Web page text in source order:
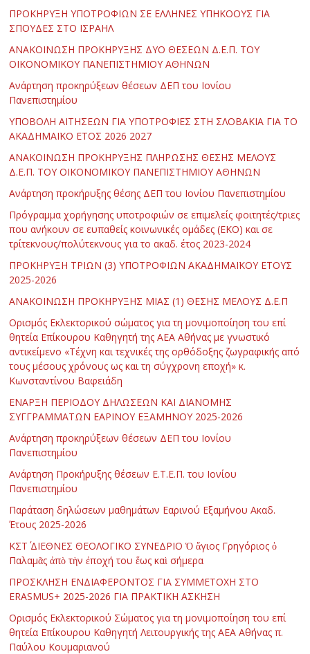
ΠΡΟΚΗΡΥΞΗ ΥΠΟΤΡΟΦΙΩΝ ΣΕ ΕΛΛΗΝΕΣ ΥΠΗΚΟΟΥΣ ΓΙΑ
ΣΠΟΥΔΕΣ ΣΤΟ ΙΣΡΑΗΛ
ΑΝΑΚΟΙΝΩΣΗ ΠΡΟΚΗΡΥΞΗΣ ΔΥΟ ΘΕΣΕΩΝ Δ.Ε.Π. ΤΟΥ
ΟΙΚΟΝΟΜΙΚΟΥ ΠΑΝΕΠΙΣΤΗΜΙΟΥ ΑΘΗΝΩΝ
Ανάρτηση προκηρύξεων θέσεων ΔΕΠ του Ιονίου
Πανεπιστημίου
ΥΠΟΒΟΛΗ ΑΙΤΗΣΕΩΝ ΓΙΑ ΥΠΟΤΡΟΦΙΕΣ ΣΤΗ ΣΛΟΒΑΚΙΑ ΓΙΑ ΤΟ
ΑΚΑΔΗΜΑΪΚΟ ΕΤΟΣ 2026 2027
ΑΝΑΚΟΙΝΩΣΗ ΠΡΟΚΗΡΥΞΗΣ ΠΛΗΡΩΣΗΣ ΘΕΣΗΣ ΜΕΛΟΥΣ
Δ.Ε.Π. ΤΟΥ ΟΙΚΟΝΟΜΙΚΟΥ ΠΑΝΕΠΙΣΤΗΜΙΟΥ ΑΘΗΝΩΝ
Ανάρτηση προκήρυξης θέσης ΔΕΠ του Ιονίου Πανεπιστημίου
Πρόγραμμα χορήγησης υποτροφιών σε επιμελείς φοιτητές/τριες
που ανήκουν σε ευπαθείς κοινωνικές ομάδες (ΕΚΟ) και σε
τρίτεκνους/πολύτεκνους για το ακαδ. έτος 2023-2024
ΠΡΟΚΗΡΥΞΗ ΤΡΙΩΝ (3) ΥΠΟΤΡΟΦΙΩΝ ΑΚΑΔΗΜΑΪΚΟΥ ΕΤΟΥΣ
2025-2026
ΑΝΑΚΟΙΝΩΣΗ ΠΡΟΚΗΡΥΞΗΣ ΜΙΑΣ (1) ΘΕΣΗΣ ΜΕΛΟΥΣ Δ.Ε.Π
Ορισμός Εκλεκτορικού σώματος για τη μονιμοποίηση του επί
θητεία Επίκουρου Καθηγητή της ΑΕΑ Αθήνας με γνωστικό
αντικείμενο «Τέχνη και τεχνικές της ορθόδοξης ζωγραφικής από
τους μέσους χρόνους ως και τη σύγχρονη εποχή» κ.
Κωνσταντίνου Βαφειάδη
ΕΝΑΡΞΗ ΠΕΡΙΟΔΟΥ ΔΗΛΩΣΕΩΝ ΚΑΙ ΔΙΑΝΟΜΗΣ
ΣΥΓΓΡΑΜΜΑΤΩΝ ΕΑΡΙΝΟΥ ΕΞΑΜΗΝΟΥ 2025-2026
Ανάρτηση προκηρύξεων θέσεων ΔΕΠ του Ιονίου
Πανεπιστημίου
Ανάρτηση Προκήρυξης θέσεων Ε.Τ.Ε.Π. του Ιονίου
Πανεπιστημίου
Παράταση δηλώσεων μαθημάτων Εαρινού Εξαμήνου Ακαδ.
Έτους 2025-2026
ΚΣΤ΄ ΔΙΕΘΝΕΣ ΘΕΟΛΟΓΙΚΟ ΣΥΝΕΔΡΙΟ Ὁ ἅγιος Γρηγόριος ὁ
Παλαμᾶς ἀπὸ τὴν ἐποχή του ἕως καὶ σήμερα
ΠΡΟΣΚΛΗΣΗ ΕΝΔΙΑΦΕΡΟΝΤΟΣ ΓΙΑ ΣΥΜΜΕΤΟΧΗ ΣΤΟ
ERASMUS+ 2025-2026 ΓΙΑ ΠΡΑΚΤΙΚΗ ΑΣΚΗΣΗ
Ορισμός Εκλεκτορικού Σώματος για τη μονιμοποίηση του επί
θητεία Επίκουρου Καθηγητή Λειτουργικής της ΑΕΑ Αθήνας π.
Παύλου Κουμαριανού